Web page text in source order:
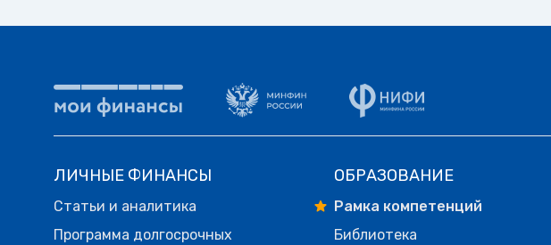
ЛИЧНЫЕ ФИНАНСЫ
Статьи и аналитика
Программа долгосрочных
ОБРАЗОВАНИЕ
Рамка компетенций
Библиотека